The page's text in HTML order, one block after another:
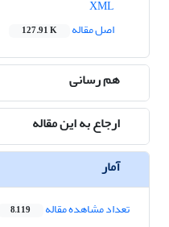
اصل مقاله
127.91 K
هم رسانی
ارجاع به این مقاله
آمار
تعداد مشاهده مقاله 8,119